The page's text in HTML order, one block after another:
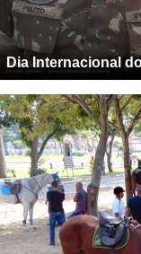
Dia Internacional